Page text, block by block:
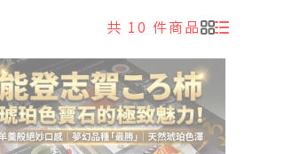
共 10 件商品